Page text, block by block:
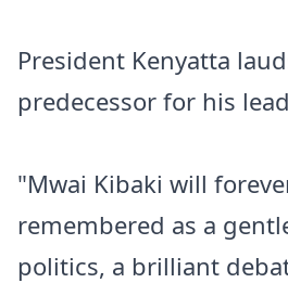
President Kenyatta
predecessor for his
"Mwai Kibaki will
remembered as a
politics, a brilliant